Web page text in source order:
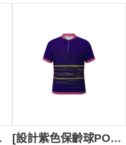
身顯型｜P1644 [設計紫色保齡球POLO衫]｜保齡球比賽運動衫｜半胸拉鏈設計｜輕便透氣｜健身運動、戶外跑步、休閒穿搭｜精緻剪裁、修身顯型｜P1643